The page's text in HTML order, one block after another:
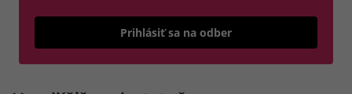
Prihlásiť sa na odber